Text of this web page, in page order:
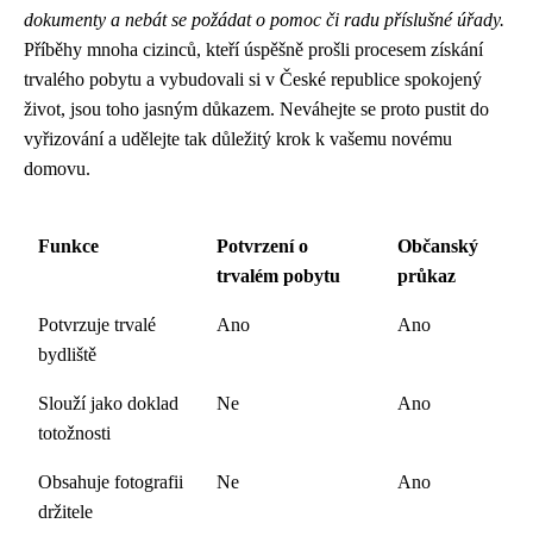
dokumenty a nebát se požádat o pomoc či radu příslušné úřady.
Příběhy mnoha cizinců, kteří úspěšně prošli procesem získání
trvalého pobytu a vybudovali si v České republice spokojený
život, jsou toho jasným důkazem. Neváhejte se proto pustit do
vyřizování a udělejte tak důležitý krok k vašemu novému
domovu.
Funkce
Potvrzení o
trvalém pobytu
Občanský
průkaz
Potvrzuje trvalé
bydliště
Ano Ano
Slouží jako doklad
totožnosti
Ne Ano
Obsahuje fotografii
držitele
Ne Ano